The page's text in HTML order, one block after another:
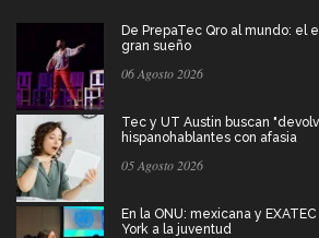
De PrepaTec Qro al mundo: el
gran sueño
06 Agosto 2026
Tec y UT Austin buscan
hispanohablantes con afasia
05 Agosto 2026
En la ONU: mexicana y
York a la juventud